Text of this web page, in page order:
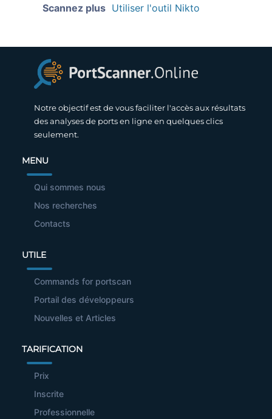
Scannez plus Utiliser l'outil Nikto
Notre objectif est de vous faciliter l'accès aux résultats
des analyses de ports en ligne en quelques clics
seulement.
MENU
Qui sommes nous
Nos recherches
Contacts
UTILE
Commands for portscan
Portail des développeurs
Nouvelles et Articles
TARIFICATION
Prix
Inscrite
Professionnelle